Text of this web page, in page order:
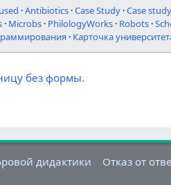
·Antibiotics ·Case Study ·Case study
· Microbs · PhilologyWorks · Robots ·
· Карточка
без формы.
дидактики Отказ от